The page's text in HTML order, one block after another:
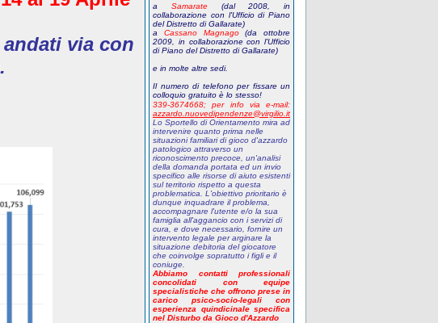
via con
a Samarate (dal 2008, in
collaborazione con l'Ufficio di Piano
del Distretto di Gallarate)
a Cassano Magnago(da ottobre
2009, in collaborazione con l'Ufficio
di Piano del Distretto di Gallarate)
e in molte altre sedi.
Il numero di telefono per fissare un
colloquio gratuito è lo stesso!
339-3674668;
per info via e-mail:
azzardo.nuovedipendenze@virgilio.it
Lo Sportello di Orientamento mira ad
intervenire quanto prima nelle
situazioni familiari di gioco d'azzardo
patologico attraverso un
riconoscimento precoce, un'analisi
della domanda portata ed un invio
specifico alle risorse di aiuto esistenti
sul territorio rispetto a questa
problematica. L'obiettivo prioritario è
dunque inquadrare il problema,
accompagnare l'utente e/o la sua
famiglia all'aggancio con i servizi di
cura, e dove necessario, fornire un
intervento legale per arginare la
situazione debitoria del giocatore
che coinvolge sopratutto i figli e il
coniuge.
Abbiamo contatti professionali
concolidati con equipe
specialistiche che offrono prese in
carico psico-socio-legali con
esperienza quindicinale specifica
nel Disturbo da Gioco d'Azzardo